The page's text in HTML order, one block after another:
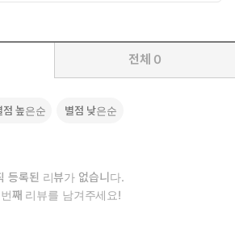
수를 위로하는 것 역시 할아버지와 엄
친구이고, 기쁨이자 행복이며, 흠이다. 할
모는 소식이 전해지는데, 자주 기침을 하
운운하며 괴롭히는 권이철을 더 이상 참지
……. 결국 권이철을 쓰러뜨린 윤수는 자신
전체 0
점 높은순 별점 낮은순
등록된 리뷰가 없습니다.
째 리뷰를 남겨주세요!